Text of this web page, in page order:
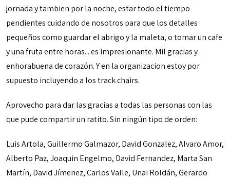
jornada y tambien por la noche, estar todo el tiempo
pendientes cuidando de nosotros para que los detalles
pequeños como guardar el abrigo y la maleta, o tomar un cafe
y una fruta entre horas... es impresionante. Mil gracias y
enhorabuena de corazón. Y en la organizacion estoy por
supuesto incluyendo a los track chairs.
Aprovecho para dar las gracias a todas las personas con las
que pude compartir un ratito. Sin ningún tipo de orden:
Luis Artola, Guillermo Galmazor, David Gonzalez, Alvaro Amor,
Alberto Paz, Joaquin Engelmo, David Fernandez, Marta San
Martín, David Jímenez, Carlos Valle, Unai Roldán, Gerardo